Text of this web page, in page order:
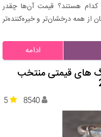
زیباترین جواهرات عروس در سال 1402 کدام هستند؟ قیمت آن‌ها چقدر
همه درخشان‌تر و خیره‌کننده‌تر
ادامه
های قیمتی منتخب
5 8540